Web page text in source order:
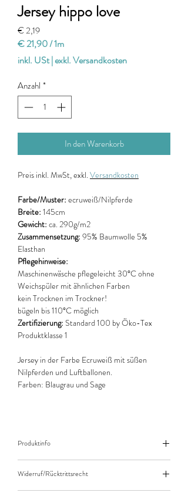
Jersey hippo love
€ 2,19Preis
€ 21,90/1m
€ 21,90
pro
1
Meter
inkl. USt|exkl. Versandkosten
Anzahl *
In den Warenkorb
Preis inkl. MwSt, exkl. Versandkosten
Farbe/Muster: ecruweiß/Nilpferde
Breite: 145cm
Gewicht: ca. 290g/m2
Zusammensetzung: 95% Baumwolle 5%
Elasthan
Pflegehinweise:
Maschinenwäsche pflegeleicht 30°C ohne
Weichspüler mit ähnlichen Farben
kein Trocknen im Trockner!
bügeln bis 110°C möglich
Zertifizierung: Standard 100 by Öko-Tex
Produktklasse 1
Jersey in der Farbe Ecruweiß mit süßen
Nilpferden und Luftballonen.
Farben: Blaugrau und Sage
Produktinfo
10cm (0,1m) Länge des Stoffes.
Bei einer Bestellung von zB. 50cm (0,5m)
Widerruf/Rücktrittsrecht